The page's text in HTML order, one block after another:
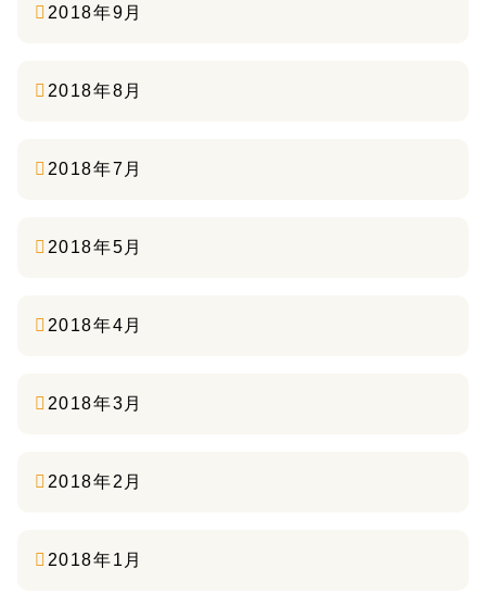
2018年9月
2018年8月
2018年7月
2018年5月
2018年4月
2018年3月
2018年2月
2018年1月